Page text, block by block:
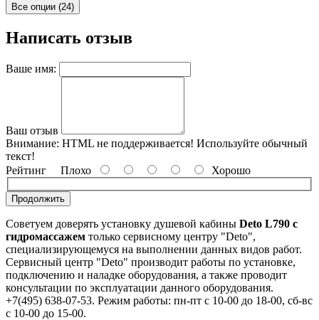
Все опции (24)
Написать отзыв
Ваше имя:
Ваш отзыв
Внимание: HTML не поддерживается! Используйте обычный
текст!
Рейтинг Плохо Хорошо
Продолжить
Советуем доверять установку душевой кабины Deto L790 с
гидромассажем только сервисному центру "Deto",
специализирующемуся на выполнении данных видов работ.
Сервисный центр "Deto" производит работы по установке,
подключению и наладке оборудования, а также проводит
консультации по эксплуатации данного оборудования.
+7(495) 638-07-53. Режим работы: пн-пт с 10-00 до 18-00, сб-вс
с 10-00 до 15-00.